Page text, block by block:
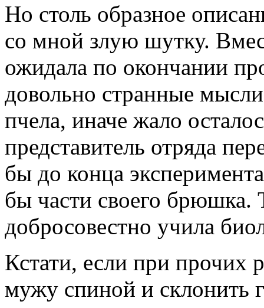
Но столь образное
со мной злую шутку.
ожидала по окончании
довольно странные
пчела, иначе жало
представитель отряда
бы до конца
бы части своего брюшка.
добросовестно учила
Кстати, если при прочих
мужу спиной и склонить